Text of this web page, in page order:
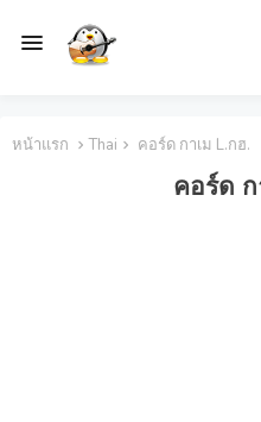
หน้าแรก Thai คอร์ด กาเม L.กฮ.
คอร์ด ก